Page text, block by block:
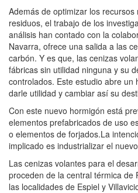
Además de optimizar los
residuos, el trabajo de los
análisis han contado con la
Navarra, ofrece una salida a las
carbón. Y es que, las cenizas
fábricas sin utilidad ninguna y su
controlados. Este estudio abre un
darle utilidad y cambiar así su
Con este nuevo hormigón está
elementos prefabricados de uso
o elementos de forjados.La
implicado es industrializar el
Las cenizas volantes para el
proceden de la central térmica de
las localidades de Espiel y